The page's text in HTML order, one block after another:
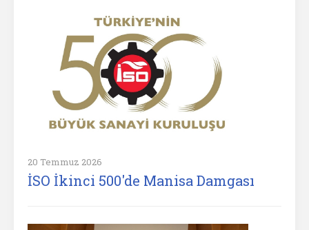
20 Temmuz 2026
İSO İkinci 500'de Manisa Damgası